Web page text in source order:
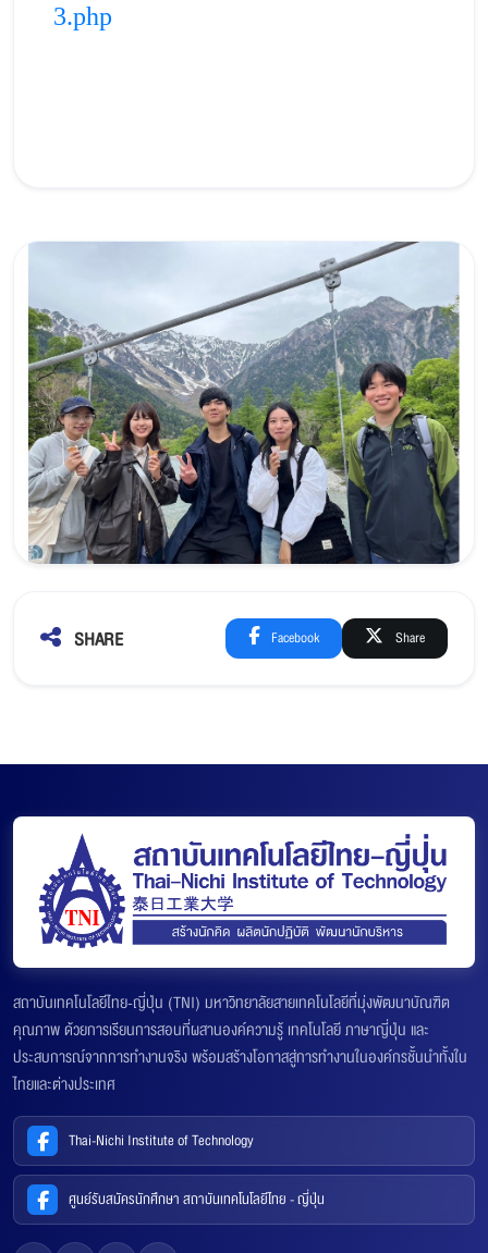
3.php
SHARE Facebook Share
สถาบันเทคโนโลยีไทย-ญี่ปุ่น (TNI) มหาวิทยาลัยสายเทคโนโลยีที่มุ่งพัฒนาบัณฑิต
คุณภาพ ด้วยการเรียนการสอนที่ผสานองค์ความรู้ เทคโนโลยี ภาษาญี่ปุ่น และ
ประสบการณ์จากการทำงานจริง พร้อมสร้างโอกาสสู่การทำงานในองค์กรชั้นนำทั้งใน
ไทยและต่างประเทศ
Thai-Nichi Institute of Technology
ศูนย์รับสมัครนักศึกษา สถาบันเทคโนโลยีไทย - ญี่ปุ่น